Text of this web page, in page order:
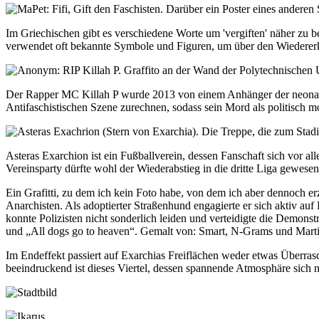
Im Griechischen gibt es verschiedene Worte um 'vergiften' näher zu
verwendet oft bekannte Symbole und Figuren, um über den
Der Rapper MC Killah P wurde 2013 von einem Anhänger der
Antifaschistischen Szene zurechnen, sodass sein Mord als politisch
Asteras Exarchion ist ein Fußballverein, dessen Fanschaft sich vor
Vereinsparty dürfte wohl der Wiederabstieg in die dritte Liga
Ein Grafitti, zu dem ich kein Foto habe, von dem ich aber dennoch
Anarchisten. Als adoptierter Straßenhund engagierte er sich aktiv
konnte Polizisten nicht sonderlich leiden und verteidigte die
und „All dogs go to heaven“. Gemalt von: Smart, N-Grams und
Im Endeffekt passiert auf Exarchias Freiflächen weder etwas
beeindruckend ist dieses Viertel, dessen spannende Atmosphäre